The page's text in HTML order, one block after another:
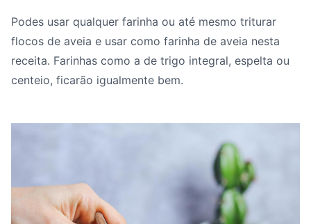
Podes usar qualquer farinha ou até mesmo triturar
flocos de aveia e usar como farinha de aveia nesta
receita. Farinhas como a de trigo integral, espelta ou
centeio, ficarão igualmente bem.